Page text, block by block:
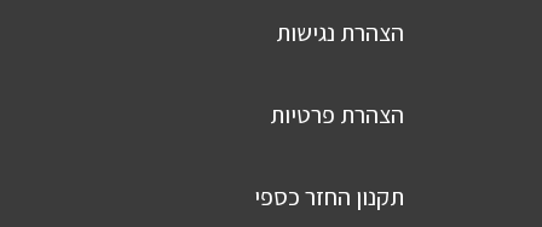
הצהרת נגישות
הצהרת פרטיות
תקנון החזר כספי